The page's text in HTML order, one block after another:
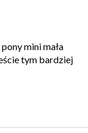
mini mała
tym bardziej